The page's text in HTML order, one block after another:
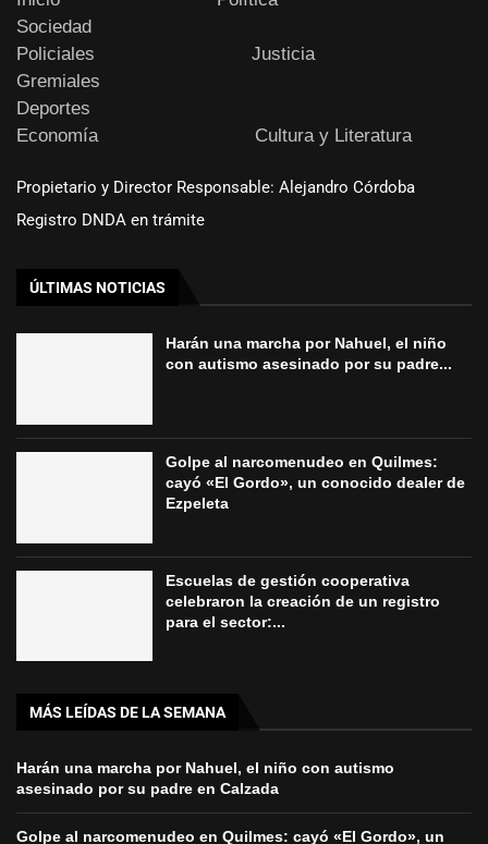
Sociedad
Policiales
Justicia
Gremiales
Deportes
Economía
Cultura y Literatura
Propietario y Director Responsable: Alejandro Córdoba
Registro DNDA en trámite
ÚLTIMAS NOTICIAS
Harán una marcha por Nahuel, el niño
con autismo asesinado por su padre...
Golpe al narcomenudeo en Quilmes:
cayó «El Gordo», un conocido dealer de
Ezpeleta
Escuelas de gestión cooperativa
celebraron la creación de un registro
para el sector:...
MÁS LEÍDAS DE LA SEMANA
Harán una marcha por Nahuel, el niño con autismo
asesinado por su padre en Calzada
Golpe al narcomenudeo en Quilmes: cayó «El Gordo», un